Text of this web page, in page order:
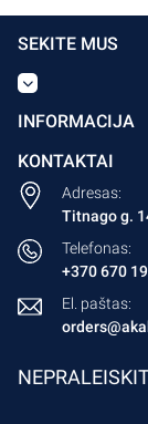
SEKITE MUS
INFORMACIJA
KONTAKTAI
Adresas:
Titnago g.
Telefonas:
+370 670
El. paštas: